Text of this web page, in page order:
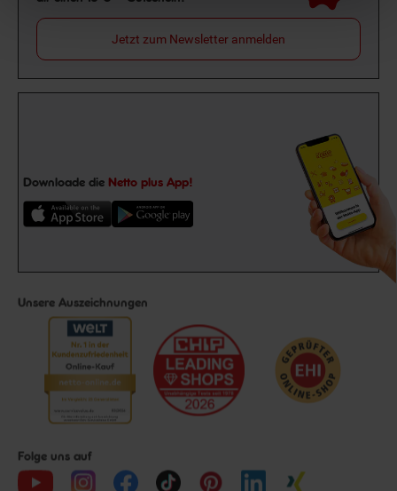
Jetzt zum Newsletter anmelden
Downloade die Netto plus App!
Unsere Auszeichnungen
Folge uns auf